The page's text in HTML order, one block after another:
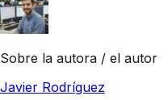
Sobre la autora / el autor
Javier Rodríguez